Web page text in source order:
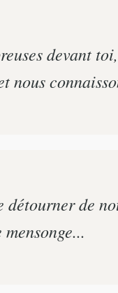
devant
nous
de